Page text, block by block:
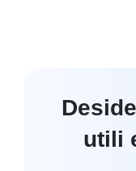
utili